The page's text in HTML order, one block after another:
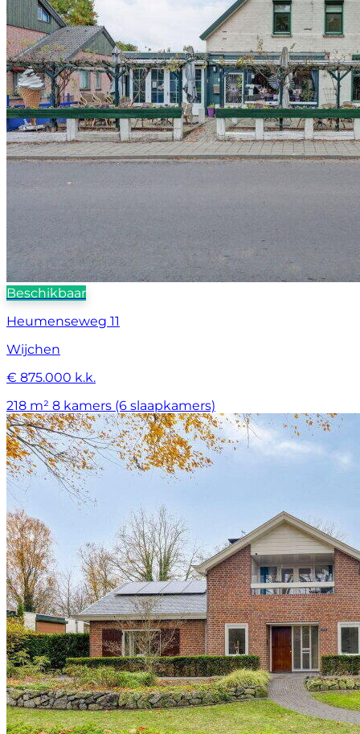
Beschikbaar
Heumenseweg 11
Wijchen
€ 875.000 k.k.
218 m² 8 kamers (6 slaapkamers)